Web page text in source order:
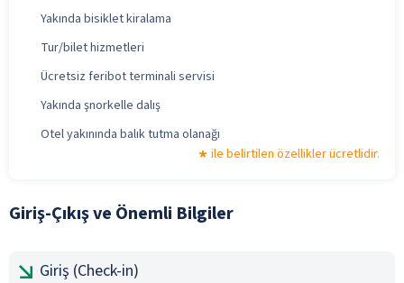
Yakında bisiklet kiralama
Tur/bilet hizmetleri
Ücretsiz feribot terminali servisi
Yakında şnorkelle dalış
Otel yakınında balık tutma olanağı
ile belirtilen özellikler ücretlidir.
Giriş-Çıkış ve Önemli Bilgiler
Giriş (Check-in)